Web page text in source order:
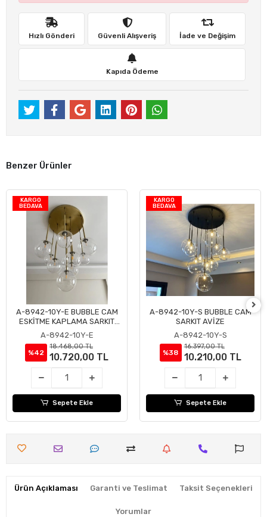
Hızlı Gönderi Güvenli Alışveriş İade ve Değişim
Kapıda Ödeme
Benzer Ürünler
KARGO
BEDAVA
Sepete Ekle
A-8942-10Y-E BUBBLE CAM
ESKİTME KAPLAMA SARKIT
AVİZE
A-8942-10Y-E
%42
18.468,00 TL
10.720,00 TL
Sepete Ekle
KARGO
BEDAVA
Sepete Ekle
A-8942-10Y-S BUBBLE CAM
SARKIT AVİZE
A-8942-10Y-S
%38
16.397,00 TL
10.210,00 TL
Sepete Ekle
Ürün Açıklaması Garanti ve Teslimat Taksit Seçenekleri
Yorumlar